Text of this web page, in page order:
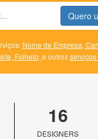
Quero
Nome de Empresa,
Folheto, e outros
16
DESIGNERS